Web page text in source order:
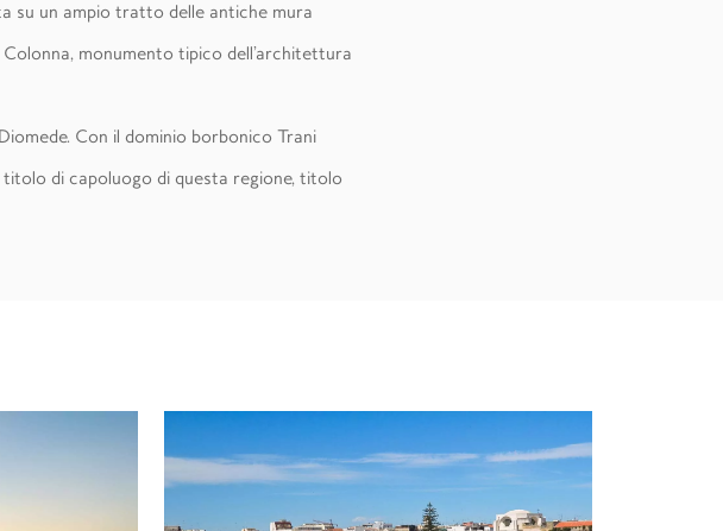
su un ampio tratto delle antiche mura
monumento tipico dell’architettura
Con il dominio borbonico Trani
di capoluogo di questa regione, titolo